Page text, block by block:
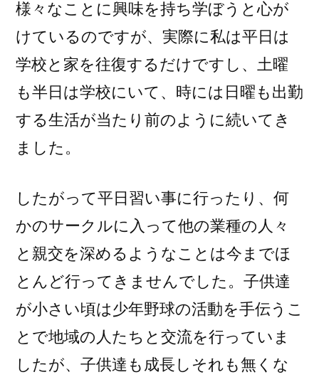
様々なことに興味を持ち学ぼうと心が
けているのですが、実際に私は平日は
学校と家を往復するだけですし、土曜
も半日は学校にいて、時には日曜も出勤
する生活が当たり前のように続いてき
ました。
したがって平日習い事に行ったり、何
かのサークルに入って他の業種の人々
と親交を深めるようなことは今までほ
とんど行ってきませんでした。子供達
が小さい頃は少年野球の活動を手伝うこ
とで地域の人たちと交流を行っていま
したが、子供達も成長しそれも無くな